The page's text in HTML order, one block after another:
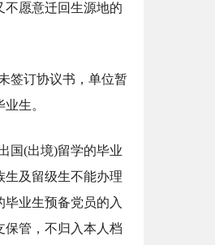
不愿意迁回生源地的
签订协议书，单位暂
生。
国(出境)留学的毕业
生及留级生不能办理
业生预备党员的入
保管，不归入本人档